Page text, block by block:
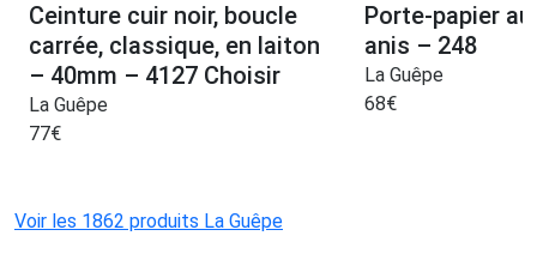
Ceinture cuir noir, boucle
carrée, classique, en laiton
– 40mm – 4127 Choisir
La Guêpe
77€
Porte-papier
anis – 248
La Guêpe
68€
Voir les 1862 produits La Guêpe